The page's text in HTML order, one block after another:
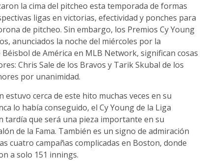
la cima del pitcheo esta temporada de formas
ligas en victorias, efectividad y ponches para
de pitcheo. Sin embargo, los Premios Cy Young
anunciados la noche del miércoles por la
de América en MLB Network, significan cosas
Chris Sale de los Bravos y Tarik Skubal de los
por unanimidad.
estuvo cerca de este hito muchas veces en su
lo había conseguido, el Cy Young de la Liga
tardía que será una pieza importante en su
de la Fama. También es un signo de admiración
cuatro campañas complicadas en Boston, donde
a solo 151 innings.